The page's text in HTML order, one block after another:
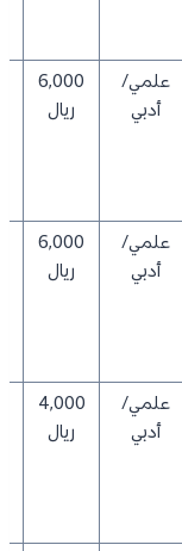
علمي/
أدبي
6,000
ريال
علمي/
أدبي
6,000
ريال
علمي/
أدبي
4,000
ريال